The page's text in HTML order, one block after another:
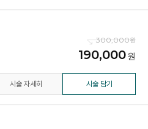
300,000
190,000
시술 자세히 시술 담기